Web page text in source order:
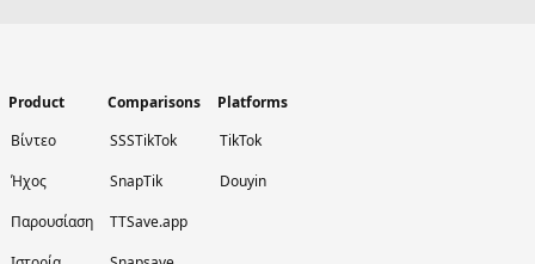
Product
Βίντεο
Ήχος
Παρουσίαση
Comparisons
SSSTikTok
SnapTik
TTSave.app
Platforms
TikTok
Douyin